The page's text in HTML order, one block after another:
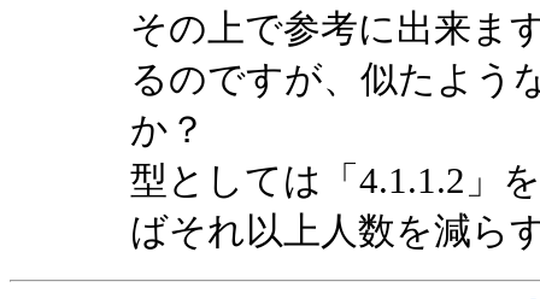
その上で参考に出来ま
るのですが、似たよう
か？
型としては「4.1.1.2」
ばそれ以上人数を減ら